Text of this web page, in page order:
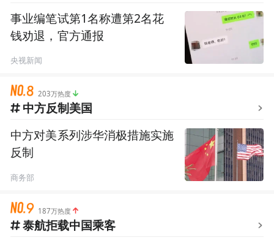
事业编笔试第1名称遭第2名花
钱劝退，官方通报
央视新闻
203万热度
中方反制美国
中方对美系列涉华消极措施实施
反制
商务部
187万热度
泰航拒载中国乘客